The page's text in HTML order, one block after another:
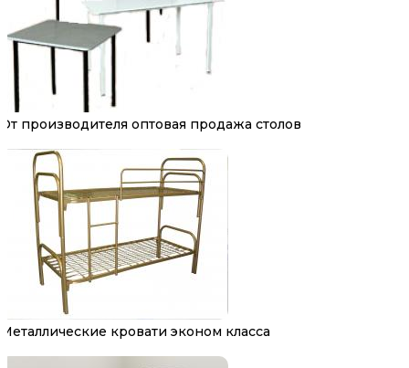
От производителя оптовая продажа столов
Металлические кровати эконом класса